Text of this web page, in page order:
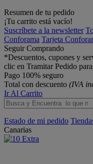
Resumen de tu pedido
¡Tu carrito está vacío!
Suscríbete a la newsletter
Conforama Tarjeta
Seguir Comprando
*Descuentos, cupones y
clic en Tramitar Pedido
Pago 100% seguro
Total con descuento (IVA
Ir Al Carrito
Estado de mi pedido
Canarias